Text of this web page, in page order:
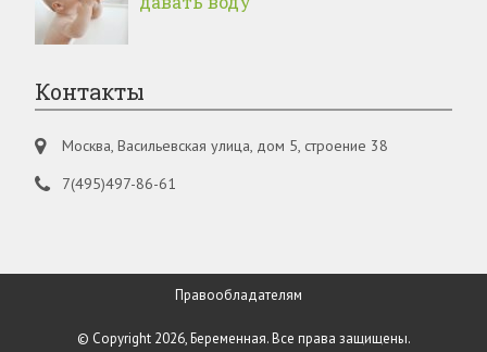
Контакты
Москва, Васильевская улица, дом 5, строение 38
7(495)497-86-61
Правообладателям
© Copyright 2026, Беременная. Все права защищены.